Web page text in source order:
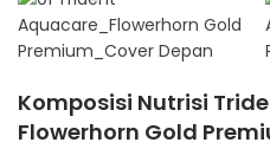
Komposisi Nutrisi
Flowerhorn Gold